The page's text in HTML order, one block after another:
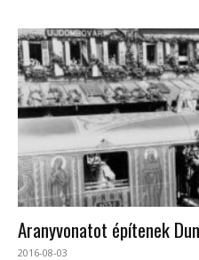
Aranyvonatot építenek
2016-08-03